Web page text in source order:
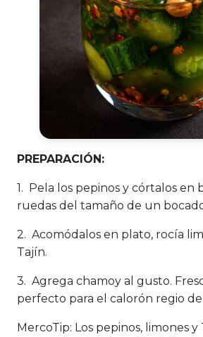
PREPARACIÓN:
1. Pela los pepinos y córtalos en
ruedas del tamaño de un
2. Acomódalos en plato, rocía
Tajín.
3. Agrega chamoy al gusto.
perfecto para el calorón regio
MercoTip: Los pepinos, limones y